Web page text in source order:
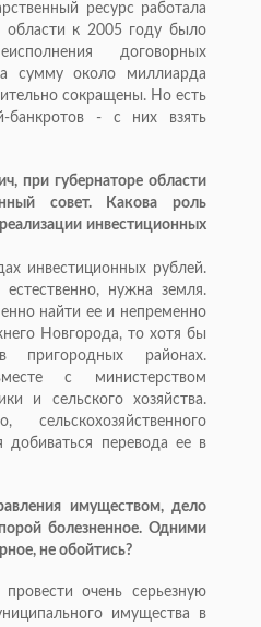
ресурс работала
к 2005 году было
договорных
сумму около миллиарда
сокращены. Но есть
банкротов - с них взять
при губернаторе области
совет. Какова роль
инвестиционных
инвестиционных рублей.
нужна земля.
найти ее и непременно
Новгорода, то хотя бы
районах.
с министерством
и сельского хозяйства.
добиваться перевода ее в
имуществом, дело
болезненное. Одними
не обойтись?
очень серьезную
имущества в